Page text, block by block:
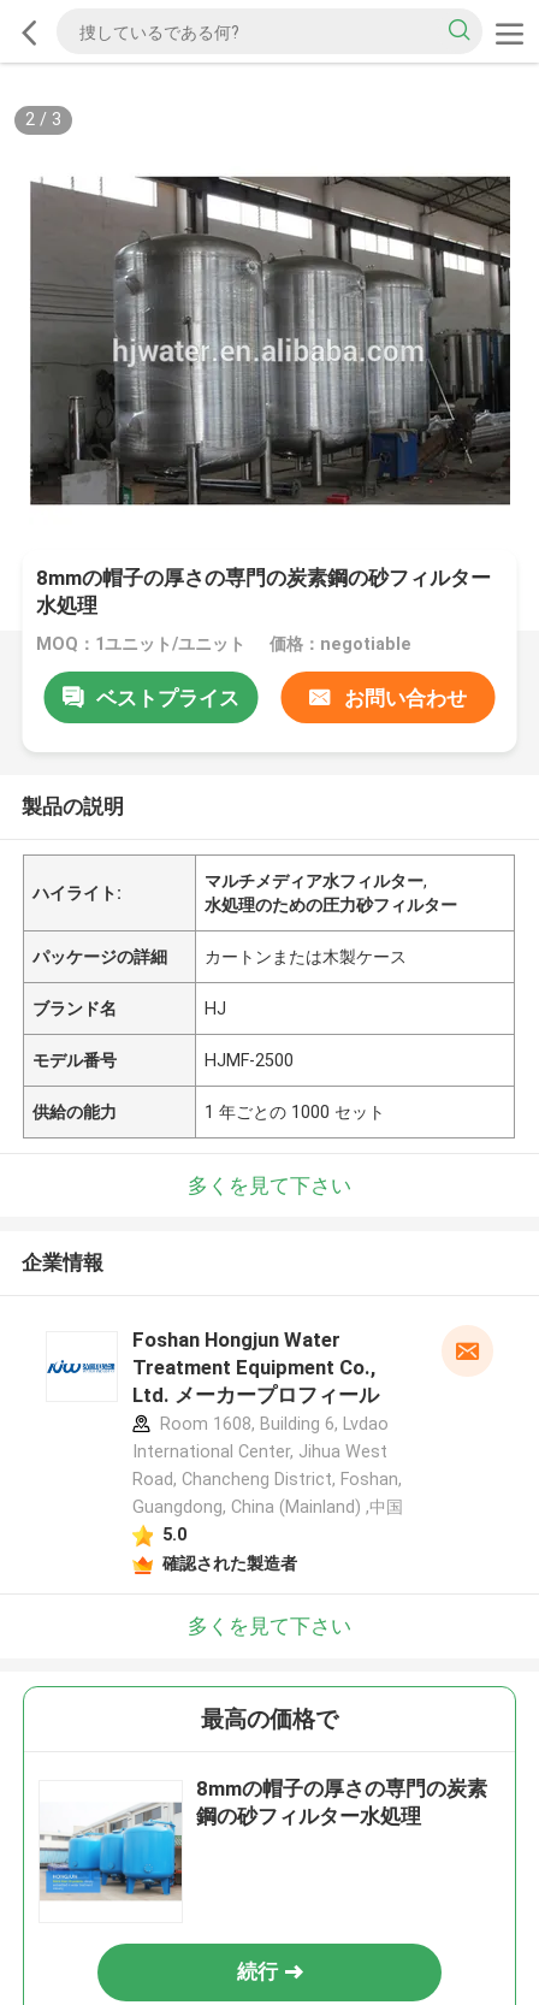
2/ 3
8mmの帽子の厚さの専門の炭素鋼の砂フィルター
水処理
MOQ：1ユニット/ユニット 価格：negotiable
ベストプライス お問い合わせ
製品の説明
ハイライト:
マルチメディア水フィルター,
水処理のための圧力砂フィルター
パッケージの詳細 カートンまたは木製ケース
ブランド名 HJ
モデル番号 HJMF-2500
供給の能力 1 年ごとの 1000 セット
多くを見て下さい
企業情報
Foshan Hongjun Water
Treatment Equipment Co.,
Ltd. メーカープロフィール
Room 1608, Building 6, Lvdao
International Center, Jihua West
Road, Chancheng District, Foshan,
Guangdong, China (Mainland) ,中国
5.0
確認された製造者
多くを見て下さい
最高の価格で
8mmの帽子の厚さの専門の炭素
鋼の砂フィルター水処理
続行